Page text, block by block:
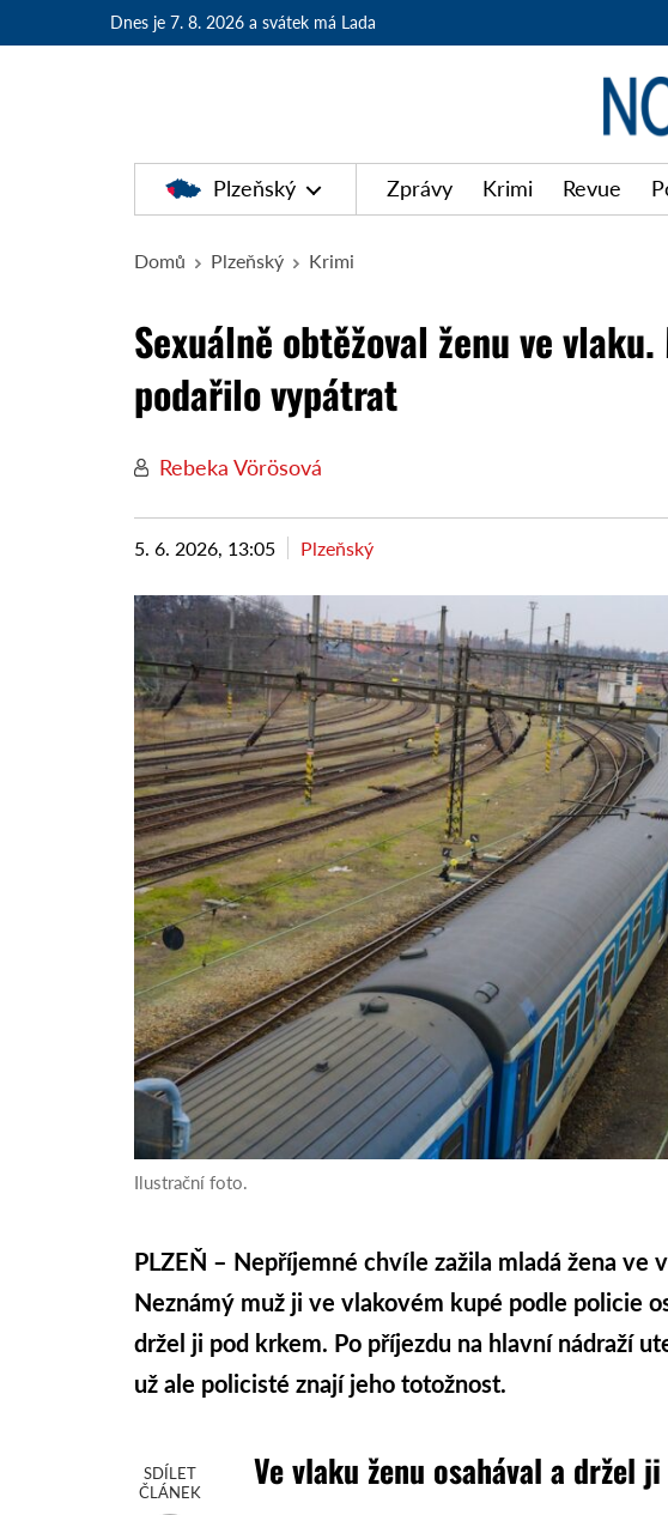
Dnes je 7. 8. 2026 a svátek má Lada
Plzeňský Zprávy Krimi Revue
Domů Plzeňský Krimi
Sexuálně obtěžoval ženu ve
podařilo vypátrat
Rebeka Vörösová
5. 6. 2026, 13:05 Plzeňský
Ilustrační foto.
PLZEŇ – Nepříjemné chvíle zažila mladá žena ve
Neznámý muž ji ve vlakovém kupé podle policie
držel ji pod krkem. Po příjezdu na hlavní nádraží
už ale policisté znají jeho totožnost.
SDÍLET
ČLÁNEK
Ve vlaku ženu osahával a držel